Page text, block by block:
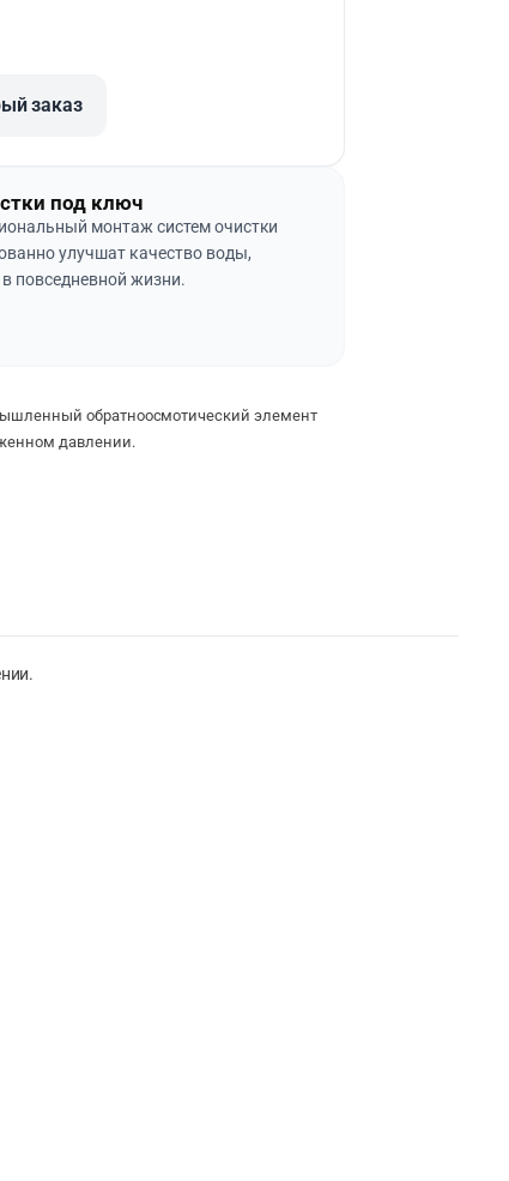
заказ
под ключ
монтаж систем очистки
улучшат качество воды,
повседневной жизни.
обратноосмотический элемент
давлении.